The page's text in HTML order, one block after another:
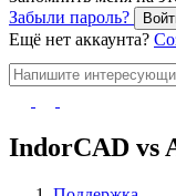
Забыли пароль?
Ещё нет аккаунта?
IndorCAD vs